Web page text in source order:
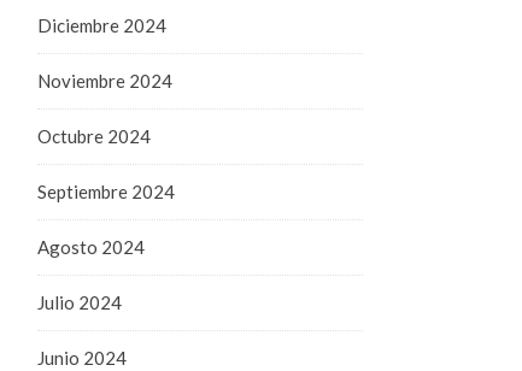
Diciembre 2024
Noviembre 2024
Octubre 2024
Septiembre 2024
Agosto 2024
Julio 2024
Junio 2024